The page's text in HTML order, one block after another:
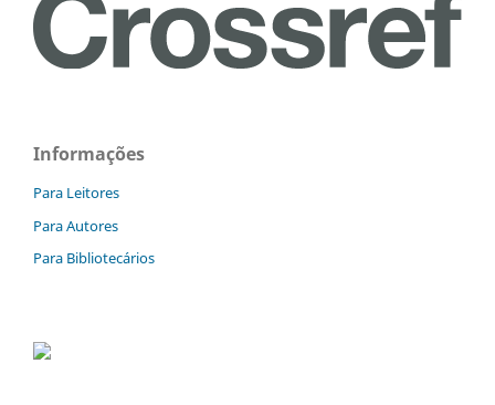
Informações
Para Leitores
Para Autores
Para Bibliotecários